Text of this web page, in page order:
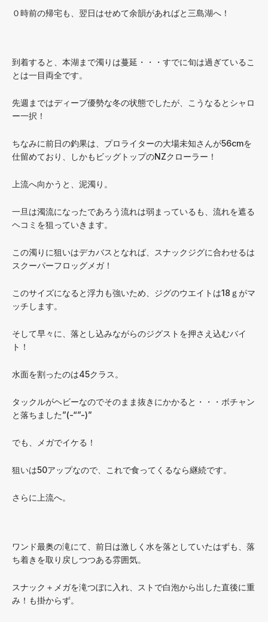
０時前の帰宅も、翌日はせめて余韻があればと三島湖へ！
到着すると、本湖まで濁りは蔓延・・・すでに旬は過ぎているこ
とは一目両全です。
先週まではディープ優勢な冬の状態でしたが、こうなるとシャロ
ー一択！
ちなみに前日の釣果は、プロライターの大場未知さんが56cmを
仕留めており、しかもビッグトップのNZクローラー！
上流へ向かうと、泥濁り。
一旦は濁流になったであろう流れは弱まっているも、流れを遮る
ヘコミを狙っていきます。
この濁りに狙いはデカバスとなれば、スナックジグに合わせるは
スクーパーフロッグメガ！
このサイズになると浮力も強いため、ジグのウエイトは18ｇがマ
ッチします。
そして早々に、落とし込みながらのジグストを押さえ込むバイ
ト！
水面を割ったのは45クラス。
タックルがヘビーなのでそのまま抜きにかかると・・・ボチャン
と落ちました”(-“”-)”
でも、メガでイケる！
狙いは50アップなので、これで食ってくるなら継続です。
さらに上流へ。
ワンド最奥の滝にて、前日は激しく水を落としていたはずも、落
ち着きを取り戻しつつある雰囲気。
スナック＋メガを滝つぼに入れ、ストで白泡から出した直後に重
み！も掛からず。